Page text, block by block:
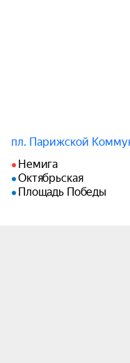
изменения в
Для посещения
пл. Парижской
Немига
Октябрьская
Площадь Победы